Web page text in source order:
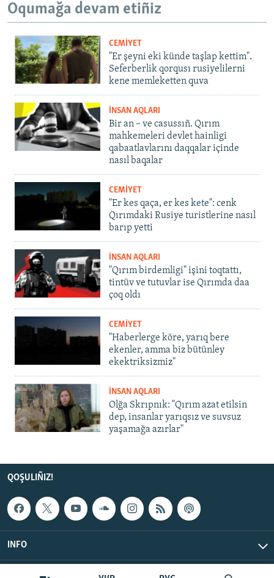
Oqumağa devam etiñiz
CEMİYET
"Er şeyni eki künde taşlap kettim".
Seferberlik qorqusı rusiyelilerni
kene memleketten quva
İNSAN AQLARI
Bir an – ve casussıñ. Qırım
mahkemeleri devlet hainligi
qabaatlavlarını daqqalar içinde
nasıl baqalar
CEMİYET
"Er kes qaça, er kes kete": cenk
Qırımdaki Rusiye turistlerine nasıl
barıp yetti
İNSAN AQLARI
"Qırım birdemligi" işini toqtattı,
tintüv ve tutuvlar ise Qırımda daa
çoq oldı
CEMİYET
"Haberlerge köre, yarıq bere
ekenler, amma biz bütünley
ekektriksizmiz"
İNSAN AQLARI
Olğa Skrıpnık: "Qırım azat etilsin
dep, insanlar yarıqsız ve suvsuz
yaşamağa azırlar"
QOŞULIÑIZ!
INFO